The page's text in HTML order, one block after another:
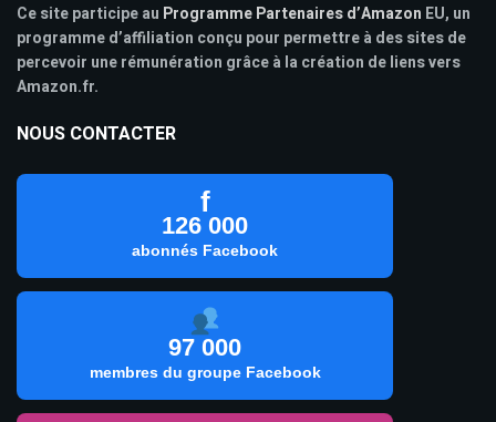
Ce site participe au Programme Partenaires d’Amazon EU, un
programme d’affiliation conçu pour permettre à des sites de
percevoir une rémunération grâce à la création de liens vers
Amazon.fr.
NOUS CONTACTER
f
126 000
abonnés Facebook
97 000
membres du groupe Facebook